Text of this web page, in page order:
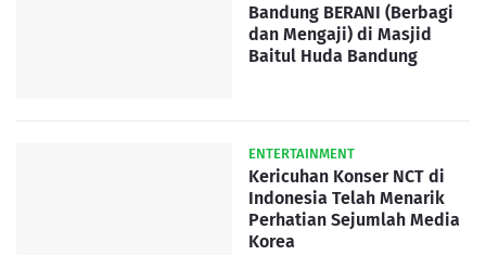
Bandung BERANI (Berbagi
dan Mengaji) di Masjid
Baitul Huda Bandung
ENTERTAINMENT
Kericuhan Konser NCT di
Indonesia Telah Menarik
Perhatian Sejumlah Media
Korea